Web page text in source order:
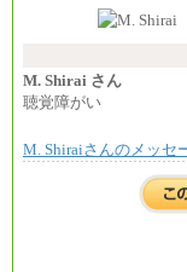
⑲東京
異な
※試用
い職
※上記
※試
＜募
月給
M. Shirai さん
聴覚障がい
M. Shiraiさんのメッセ